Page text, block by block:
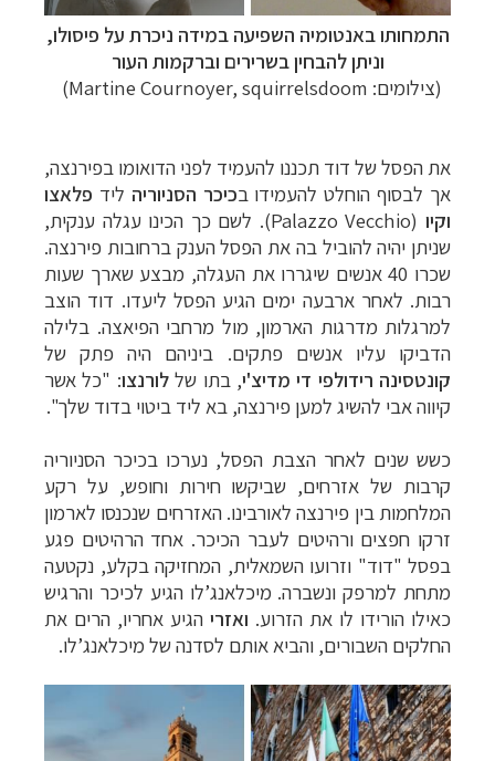
התמחותו באנטומיה השפיעה במידה ניכרת על פיסולו,
וניתן להבחין בשרירים וברקמות העור
(צילומים: Martine Cournoyer, squirrelsdoom
)
את הפסל של דוד תכננו להעמיד לפני הדואומו בפירנצה,
אך לבסוף הוחלט להעמידו בכיכר הסניוריה ליד פלאצו
וקיו (Palazzo Vecchio).
לשם כך הכינו עגלה ענקית,
שניתן יהיה להוביל בה את הפסל הענק ברחובות פירנצה.
שכרו 40 אנשים שיגררו את העגלה, מבצע שארך שעות
רבות. לאחר ארבעה ימים הגיע הפסל ליעדו. דוד הוצב
למרגלות מדרגות הארמון, מול מרחבי הפיאצה. בלילה
הדביקו עליו אנשים פתקים. ביניהם היה פתק של
קונטסינה רידולפי די מדיצ'י, בתו שללורנצו: "כל אשר
קיווה אבי להשיג למען פירנצה, בא ליד ביטוי בדוד שלך".
כשש שנים לאחר הצבת הפסל, נערכו בכיכר הסניוריה
קרבות של אזרחים, שביקשו חירות וחופש, על רקע
המלחמות בין פירנצה לאורבינו. האזרחים שנכנסו לארמון
זרקו חפצים ורהיטים לעבר הכיכר. אחד הרהיטים פגע
בפסל "דוד" וזרועו השמאלית, המחזיקה בקלע, נקטעה
מתחת למרפק ונשברה. מיכלאנג’לו הגיע לכיכר והרגיש
כאילו הורידו לו את הזרוע. ואזרי הגיע אחריו, הרים את
החלקים השבורים, והביא אותם לסדנה של מיכלאנג’לו.